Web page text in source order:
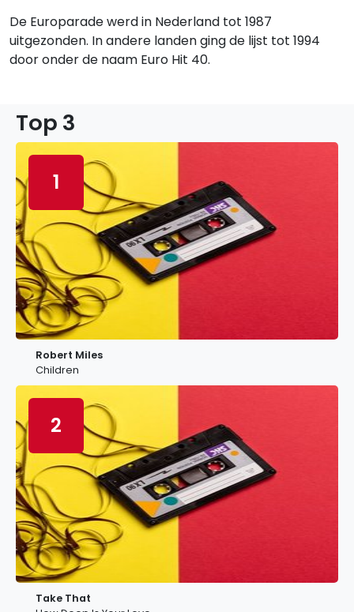
De Europarade werd in Nederland tot 1987
uitgezonden. In andere landen ging de lijst tot 1994
door onder de naam Euro Hit 40.
Top 3
1
Robert Miles
Children
2
Take That